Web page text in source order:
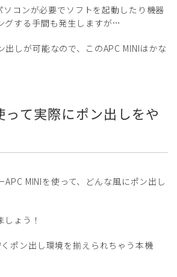
ソコンが必要でソフトを起動したり機器
グする手間も発生しますが…
しが可能なので、このAPC MINIはかな
って実際にポン出しをや
MINIを使って、どんな風にポン出し
ょう！
ポン出し環境を揃えられちゃう本機